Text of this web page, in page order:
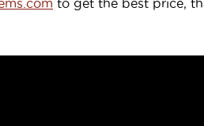
to get the best price,